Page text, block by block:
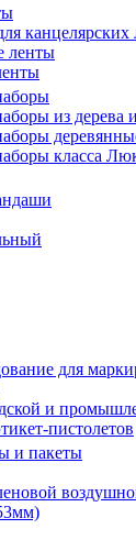
канцелярских
ленты
из дерева
класса
для
и
пистолетов
и пакеты